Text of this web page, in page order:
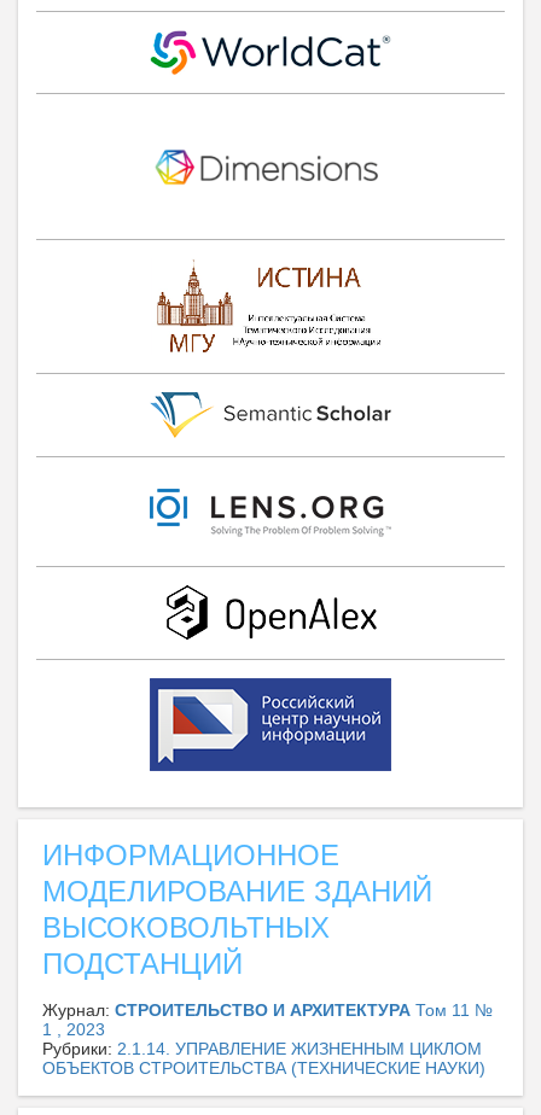
ИНФОРМАЦИОННОЕ
МОДЕЛИРОВАНИЕ ЗДАНИЙ
ВЫСОКОВОЛЬТНЫХ
ПОДСТАНЦИЙ
Журнал: СТРОИТЕЛЬСТВО И АРХИТЕКТУРА Том 11 №
1 , 2023
Рубрики: 2.1.14. УПРАВЛЕНИЕ ЖИЗНЕННЫМ ЦИКЛОМ
ОБЪЕКТОВ СТРОИТЕЛЬСТВА (ТЕХНИЧЕСКИЕ НАУКИ)